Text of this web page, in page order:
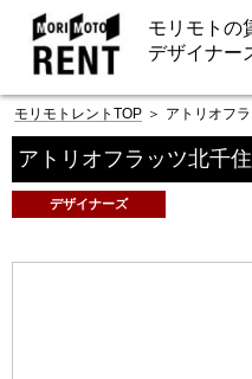
モリモトの
デザイナー
モリモトレントTOP ＞ アトリオフ
アトリオフラッツ北千
デザイナーズ